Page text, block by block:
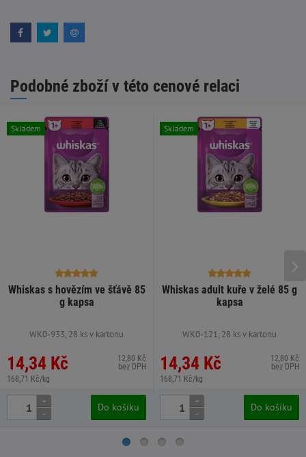
Podobné zboží v této cenové relaci
Whiskas s hovězím ve šťávě 85
g kapsa
WK0-933, 28 ks v kartonu
14,34 Kč
168,71 Kč/kg
12,80 Kč
bez DPH
Skladem
+
-
Do košíku
Whiskas adult kuře v želé 85 g
kapsa
WK0-121, 28 ks v kartonu
14,34 Kč
168,71 Kč/kg
12,80 Kč
bez DPH
Skladem
+
-
Do košíku